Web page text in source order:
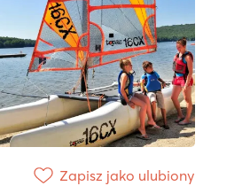
Zapisz jako ulubiony